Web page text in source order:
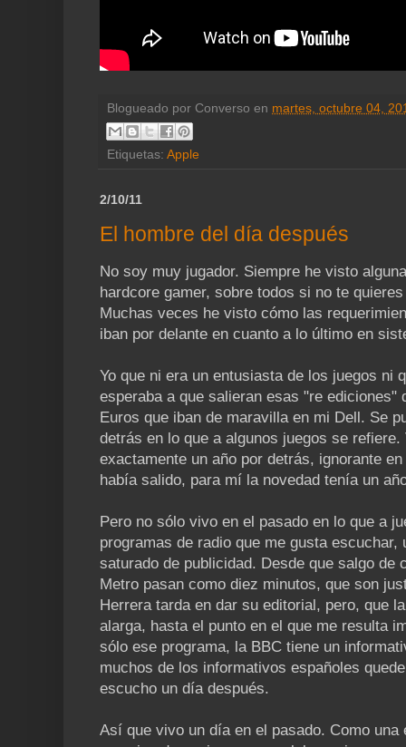
Blogueado por Converso en martes, octubre 04,
Etiquetas: Apple
2/10/11
El hombre del día después
No soy muy jugador. Siempre he visto
hardcore gamer, sobre todos si no te
Muchas veces he visto cómo las
iban por delante en cuanto a lo último en
Yo que ni era un entusiasta de los juegos ni
esperaba a que salieran esas "re ediciones"
Euros que iban de maravilla en mi Dell. Se
detrás en lo que a algunos juegos se
exactamente un año por detrás, ignorante
había salido, para mí la novedad tenía un
Pero no sólo vivo en el pasado en lo que a
programas de radio que me gusta
saturado de publicidad. Desde que salgo de
Metro pasan como diez minutos, que son
Herrera tarda en dar su editorial, pero, que
alarga, hasta el punto en el que me resulta
sólo ese programa, la BBC tiene un
muchos de los informativos españoles
escucho un día después.
Así que vivo un día en el pasado. Como